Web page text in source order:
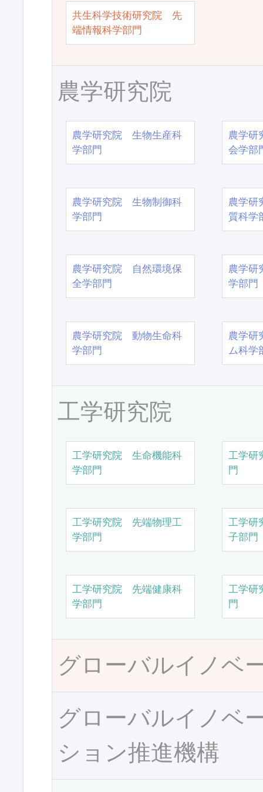
共生科学技術研究院 先
端情報科学部門
農学研究院
農学研究院 生物生産科
学部門
農学
会学部
農学研究院 生物制御科
学部門
農学
質科学
農学研究院 自然環境保
全学部門
農学
学部門
農学研究院 動物生命科
学部門
農学
ム科学
工学研究院
工学研究院 生命機能科
学部門
工学研
門
工学研究院 先端物理工
学部門
工学研
子部門
工学研究院 先端健康科
学部門
工学研
門
グローバルイノベ
グローバルイノベ
ション推進機構